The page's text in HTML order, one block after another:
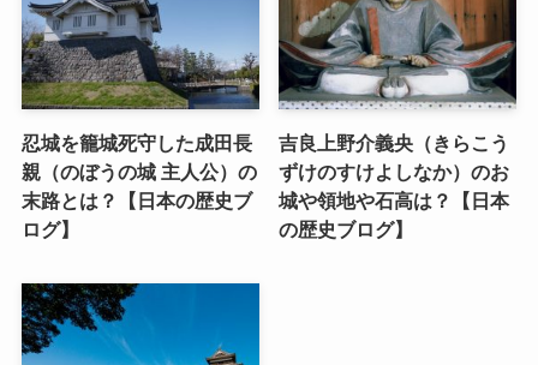
忍城を籠城死守した成田長
親（のぼうの城 主人公）の
末路とは？【日本の歴史ブ
ログ】
吉良上野介義央（きらこう
ずけのすけよしなか）のお
城や領地や石高は？【日本
の歴史ブログ】